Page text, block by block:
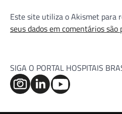
Este site utiliza o Akismet para
seus dados em comentários são
SIGA O PORTAL HOSPITAIS